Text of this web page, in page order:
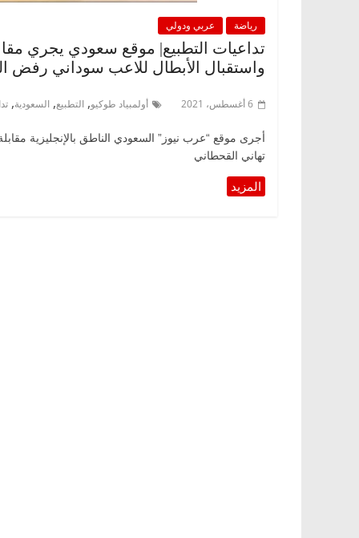
رياضة عربي ودولي
تداعيات التطبيع| موقع سعودي يجري
واستقبال الأبطال للاعب سوداني رفض
6 أغسطس، 2021 أولمبياد طوكيو, التطبيع, السعودية,
أجرى موقع “عرب نيوز” السعودي الناطق بالإنجليزية
تهاني القحطاني